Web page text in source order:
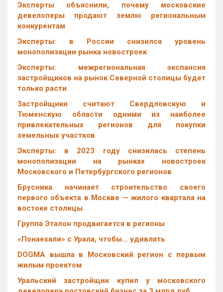
Эксперты объяснили, почему московские
девелоперы продают землю региональным
конкурентам
Эксперты: в России снизился уровень
монополизации рынка новостроек
Эксперты: межрегиональная экспансия
застройщиков на рынок Северной столицы будет
только расти
Застройщики считают Свердловскую и
Тюменскую области одними из наиболее
привлекательных регионов для покупки
земельных участков
Эксперты: в 2023 году снизилась степень
монополизации на рынках новостроек
Московского и Петербургского регионов
Брусника начинает строительство своего
первого объекта в Москве — жилого квартала на
востоке столицы
Группа Эталон продвигается в регионы
«Понаехали» с Урала, чтобы… удивлять
DOGMA вышла в Московский регион с первым
жилым проектом
Уральский застройщик купил у московского